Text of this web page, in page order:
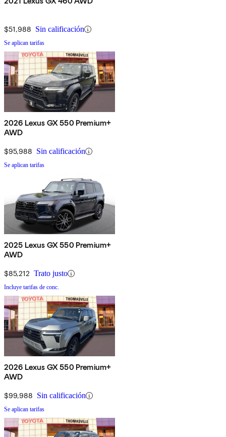
$51,988 Sin calificación
Se aplican tarifas
2026 Lexus GX 550 Premium+
AWD
$95,988 Sin calificación
Se aplican tarifas
2025 Lexus GX 550 Premium+
AWD
$85,212 Trato justo
Incluye tarifas de conc.
2026 Lexus GX 550 Premium+
AWD
$99,988 Sin calificación
Se aplican tarifas